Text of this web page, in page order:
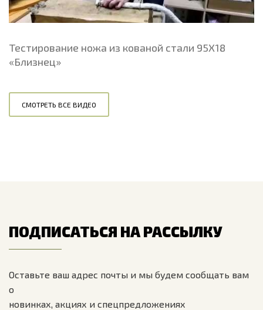
Тестирование ножа из кованой стали 95Х18
«Близнец»
СМОТРЕТЬ ВСЕ ВИДЕО
ПОДПИСАТЬСЯ НА РАССЫЛКУ
Оставьте ваш адрес почты и мы будем сообщать вам
о
новинках, акциях и спецпредложениях